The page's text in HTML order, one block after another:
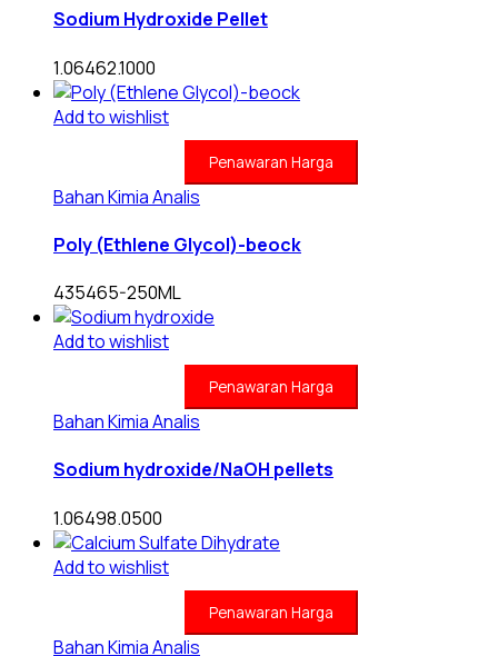
Sodium Hydroxide Pellet
1.06462.1000
Add to wishlist
Penawaran Harga
Bahan Kimia Analis
Poly (Ethlene Glycol)-beock
435465-250ML
Add to wishlist
Penawaran Harga
Bahan Kimia Analis
Sodium hydroxide/NaOH pellets
1.06498.0500
Add to wishlist
Penawaran Harga
Bahan Kimia Analis